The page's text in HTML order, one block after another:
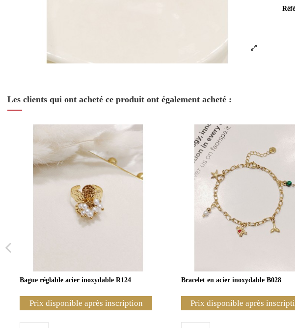
Les clients qui ont acheté ce produit ont également acheté :
Bague réglable acier inoxydable R124
Prix disponible après inscription
Bracelet en acier inoxydable B028
Prix disponible après